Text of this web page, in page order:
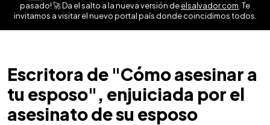
pasado! 🚀 Da el salto a la nueva versión deelsalvador.com . Te
invitamos a visitar el nuevo portal país donde coincidimos todos.
Escritora de "Cómo asesinar a
tu esposo", enjuiciada por el
asesinato de su esposo